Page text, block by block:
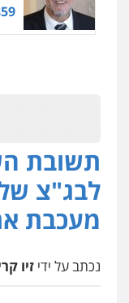
תשובת
לבג"צ
מעכבת
נכתב על ידי זיו